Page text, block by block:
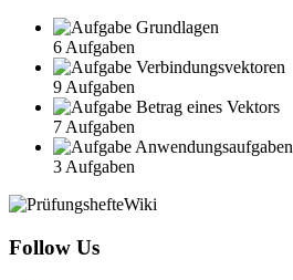
Grundlagen
6 Aufgaben
Verbindungsvektoren
9 Aufgaben
Betrag eines Vektors
7 Aufgaben
Anwendungsaufgaben
3 Aufgaben
Follow Us